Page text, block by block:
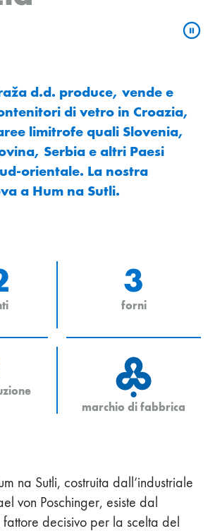
d.d. produce, vende e
di vetro in Croazia,
limitrofe quali Slovenia,
Serbia e altri Paesi
orientale. La nostra
a Hum na Sutli.
3
forni
marchio di fabbrica
na Sutli, costruita dall’industriale
von Poschinger, esiste dal
decisivo per la scelta del